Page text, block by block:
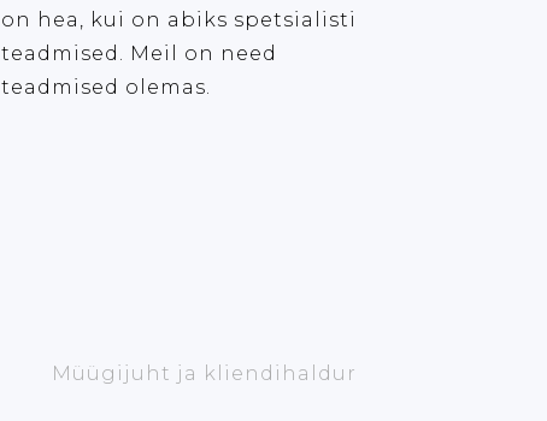
on hea, kui on abiks spetsialisti
teadmised. Meil on need
teadmised olemas.
Müügijuht ja kliendihaldur